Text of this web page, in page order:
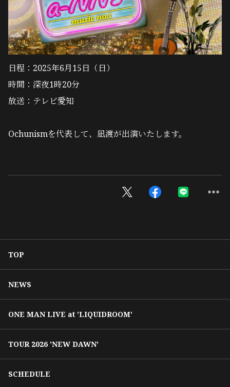
日程：2025年6月15日（日）
時間：深夜1時20分
放送：テレビ愛知
Ochunismを代表して、凪渡が出演いたします。
TOP
NEWS
ONE MAN LIVE at 'LIQUIDROOM'
TOUR 2026 'NEW DAWN'
SCHEDULE